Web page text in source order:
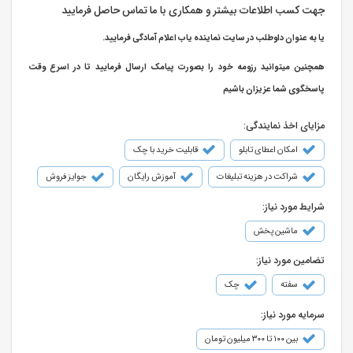
جهت کسب اطلاعات بیشتر و همکاری با ما تماس حاصل فرمایید
یا به عنوان داوطلب در سایت نماینده یاب اعلام آمادگی فرمایید.
همچنین میتوانید رزومه خود را بصورت پیامک ارسال فرمایید تا در اسرع وقت
پاسخگوی شما عزیزان باشیم
مزایای اخذ نمایندگی:
امکان اعطای تابلو قابلیت خرید با چک
شراکت در هزینه تبلیغات آموزش رایگان جوایز فروش
شرایط مورد نیاز:
ماشین پخش
تضامین مورد نیاز:
سفته چک
سرمایه مورد نیاز:
بین ۱۰۰ تا ۳۰۰ میلیون تومان